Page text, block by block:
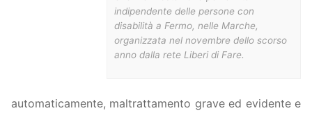
indipendente delle persone con
disabilità a Fermo, nelle Marche,
organizzata nel novembre dello scorso
anno dalla rete Liberi di Fare.
automaticamente, maltrattamento grave ed evidente e